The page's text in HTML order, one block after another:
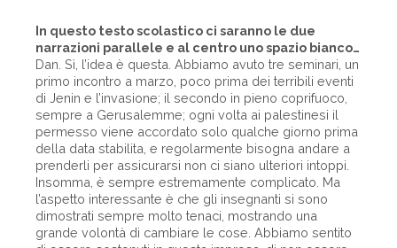
In questo testo scolastico ci saranno le due
narrazioni parallele e al centro uno spazio bianco…
Dan. Sì, l’idea è questa. Abbiamo avuto tre seminari, un
primo incontro a marzo, poco prima dei terribili eventi
di Jenin e l’invasione; il secondo in pieno coprifuoco,
sempre a Gerusalemme; ogni volta ai palestinesi il
permesso viene accordato solo qualche giorno prima
della data stabilita, e regolarmente bisogna andare a
prenderli per assicurarsi non ci siano ulteriori intoppi.
Insomma, è sempre estremamente complicato. Ma
l’aspetto interessante è che gli insegnanti si sono
dimostrati sempre molto tenaci, mostrando una
grande volontà di cambiare le cose. Abbiamo sentito